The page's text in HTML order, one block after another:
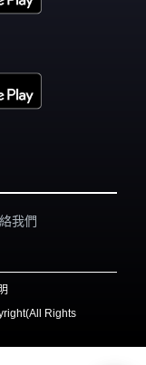
我們
Rights